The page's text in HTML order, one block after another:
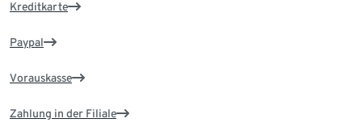
Kreditkarte
Paypal
Vorauskasse
Zahlung in der Filiale